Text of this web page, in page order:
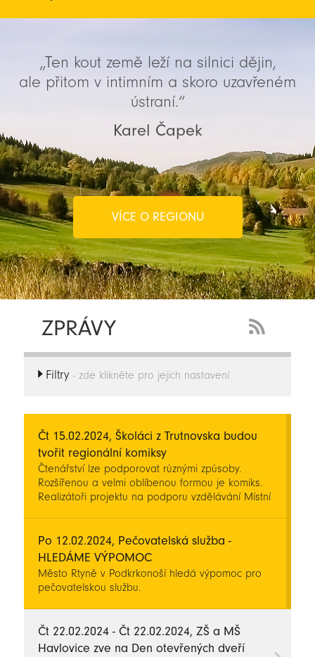
„Ten kout země leží na silnici dějin,
ale přitom v intimním a skoro uzavřeném
ústraní.“
Karel Čapek
VÍCE O REGIONU
ZPRÁVY
Feed
Filtry- zde klikněte pro jejich nastavení
Čt 15.02.2024, Školáci z Trutnovska budou
tvořit regionální komiksy
Čtenářství lze podporovat různými způsoby.
Rozšířenou a velmi oblíbenou formou je komiks.
Realizátoři projektu na podporu vzdělávání Místní
školách. První aktivitou v tomto směru byl seminář
pro učitele ZŠ nazvaný Tvoříme komiks.
Po 12.02.2024, Pečovatelská služba -
HLEDÁME VÝPOMOC
Město Rtyně v Podkrkonoší hledá výpomoc pro
pečovatelskou službu.
Čt 22.02.2024 - Čt 22.02.2024, ZŠ a MŠ
Havlovice zve na Den otevřených dveří